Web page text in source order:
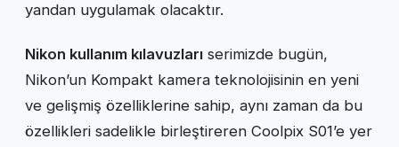
yandan uygulamak olacaktır.
Nikon kullanım kılavuzları serimizde bugün,
Nikon’un Kompakt kamera teknolojisinin en yeni
ve gelişmiş özelliklerine sahip, aynı zaman da bu
özellikleri sadelikle birleştireren Coolpix S01’e yer